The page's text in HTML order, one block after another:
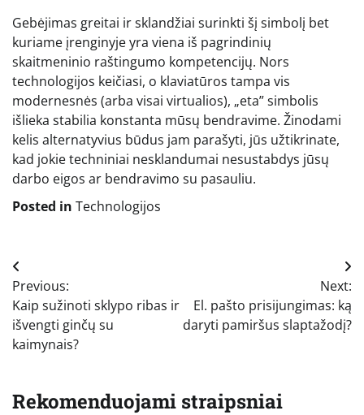
Gebėjimas greitai ir sklandžiai surinkti šį simbolį bet
kuriame įrenginyje yra viena iš pagrindinių
skaitmeninio raštingumo kompetencijų. Nors
technologijos keičiasi, o klaviatūros tampa vis
modernesnės (arba visai virtualios), „eta” simbolis
išlieka stabilia konstanta mūsų bendravime. Žinodami
kelis alternatyvius būdus jam parašyti, jūs užtikrinate,
kad jokie techniniai nesklandumai nesustabdys jūsų
darbo eigos ar bendravimo su pasauliu.
Posted in Technologijos
Navigacija
tarp
įrašų
Previous:
Kaip sužinoti sklypo ribas ir
išvengti ginčų su
kaimynais?
Next:
El. pašto prisijungimas: ką
daryti pamiršus slaptažodį?
Rekomenduojami straipsniai